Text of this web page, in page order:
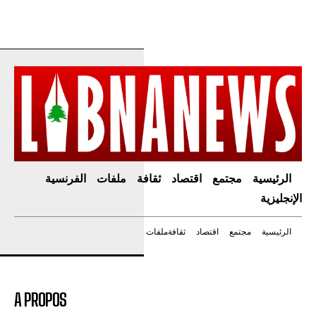
الرئيسية مجتمع اقتصاد ثقافة ملفات
الفرنسية
الإنجليزية
الرئيسية مجتمع اقتصاد ثقافةملفات
A PROPOS